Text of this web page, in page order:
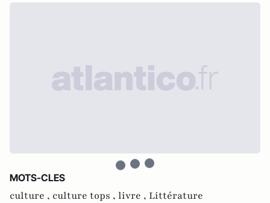
MOTS-CLES
culture , culture tops , livre , Littérature